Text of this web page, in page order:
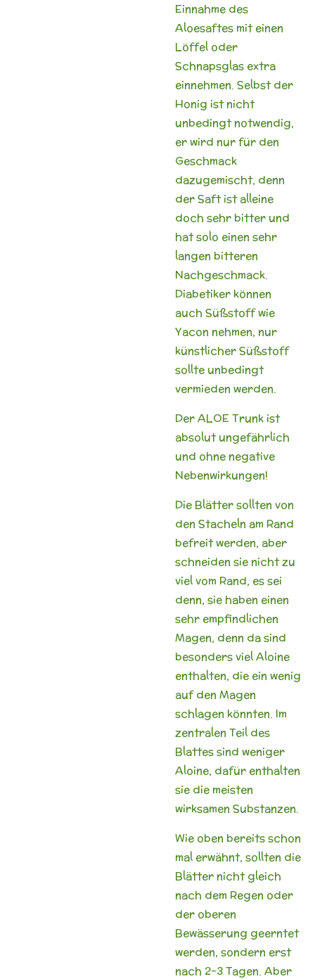
Einnahme des
Aloesaftes mit einen
Löffel oder
Schnapsglas extra
einnehmen. Selbst der
Honig ist nicht
unbedingt notwendig,
er wird nur für den
Geschmack
dazugemischt, denn
der Saft ist alleine
doch sehr bitter und
hat solo einen sehr
langen bitteren
Nachgeschmack.
Diabetiker können
auch Süßstoff wie
Yacon nehmen, nur
künstlicher Süßstoff
sollte unbedingt
vermieden werden.
Der ALOE Trunk ist
absolut ungefährlich
und ohne negative
Nebenwirkungen!
Die Blätter sollten von
den Stacheln am Rand
befreit werden, aber
schneiden sie nicht zu
viel vom Rand, es sei
denn, sie haben einen
sehr empfindlichen
Magen, denn da sind
besonders viel Aloine
enthalten, die ein wenig
auf den Magen
schlagen könnten. Im
zentralen Teil des
Blattes sind weniger
Aloine, dafür enthalten
sie die meisten
wirksamen Substanzen.
Wie oben bereits schon
mal erwähnt, sollten die
Blätter nicht gleich
nach dem Regen oder
der oberen
Bewässerung geerntet
werden, sondern erst
nach 2-3 Tagen. Aber